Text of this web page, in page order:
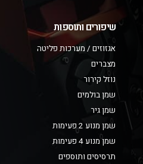
שיפורים ותוספות
אגזוזים / מערכות פליטה
מצברים
נוזל קירור
שמן בולמים
שמן גיר
שמן מנוע 2 פעימות
שמן מנוע 4 פעימות
תרסיסים ותוספים